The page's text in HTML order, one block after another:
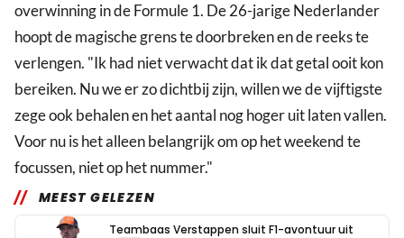
overwinning in de Formule 1. De 26-jarige Nederlander
hoopt de magische grens te doorbreken en de reeks te
verlengen. "Ik had niet verwacht dat ik dat getal ooit kon
bereiken. Nu we er zo dichtbij zijn, willen we de vijftigste
zege ook behalen en het aantal nog hoger uit laten vallen.
Voor nu is het alleen belangrijk om op het weekend te
focussen, niet op het nummer."
MEEST GELEZEN
Teambaas Verstappen sluit F1-avontuur uit